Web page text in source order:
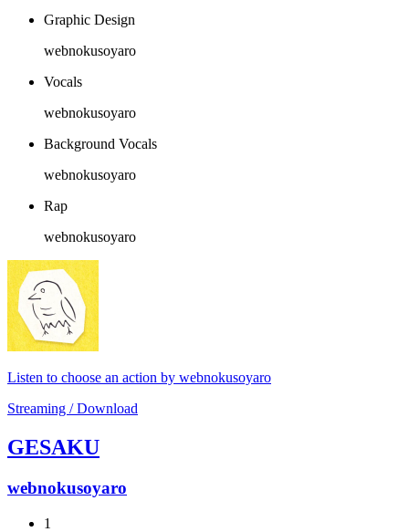
Graphic Design
webnokusoyaro
Vocals
webnokusoyaro
Background Vocals
webnokusoyaro
Rap
webnokusoyaro
Listen to choose an action by webnokusoyaro
Streaming / Download
GESAKU
webnokusoyaro
1